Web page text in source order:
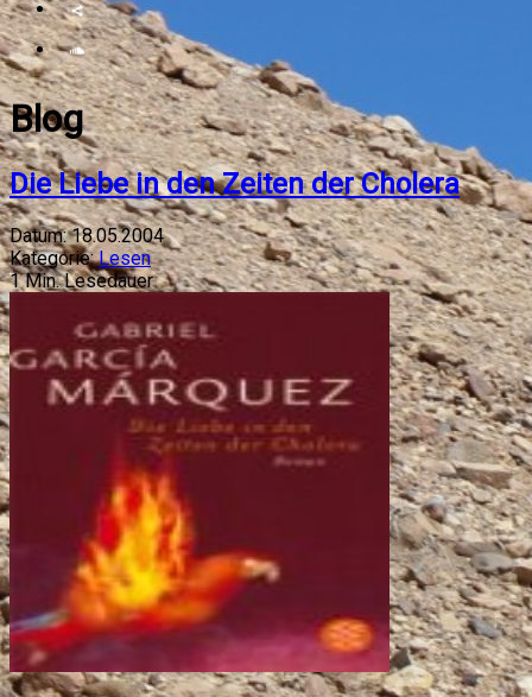
Blog
Die Liebe in den Zeiten der Cholera
Datum: 18.05.2004
Kategorie: Lesen
1Min. Lesedauer